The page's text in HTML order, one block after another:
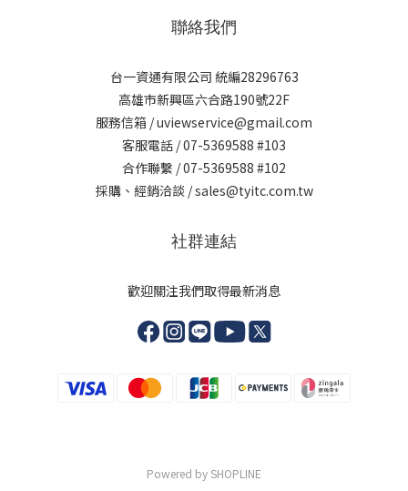
聯絡我們
台一資通有限公司 統編28296763
高雄市新興區六合路190號22F
服務信箱 / uviewservice@gmail.com
客服電話 / 07-5369588 #103
合作聯繫 / 07-5369588 #102
採購、經銷洽談 / sales@tyitc.com.tw
社群連結
歡迎關注我們取得最新消息
Powered by SHOPLINE